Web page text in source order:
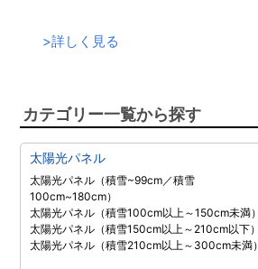
>詳しく見る
カテゴリー一覧から探す
太陽光パネル
太陽光パネル（積雪~99cm／積雪
100cm~180cm）
太陽光パネル（積雪100cm以上～150cm未満）
太陽光パネル（積雪150cm以上～210cm以下）
太陽光パネル（積雪210cm以上～300cm未満）